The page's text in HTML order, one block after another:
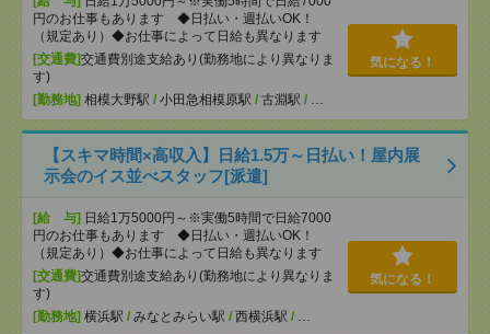
円のお仕事もあります ◆日払い・週払いOK！
（規定あり）◆お仕事によって日給も異なります
[交通費]交通費別途支給あり(勤務地により異なりま
す)
[勤務地] 相模大野駅 / 小田急相模原駅 / 古淵駅 / …
気になる！
【スキマ時間×高収入】日給1.5万～日払い！屋内展
示会のイス並べスタッフ[派遣]
[給 与] 日給1万5000円～※実働5時間で日給7000
円のお仕事もあります ◆日払い・週払いOK！
（規定あり）◆お仕事によって日給も異なります
[交通費]交通費別途支給あり(勤務地により異なりま
す)
[勤務地] 横浜駅 / みなとみらい駅 / 西横浜駅 / …
気になる！